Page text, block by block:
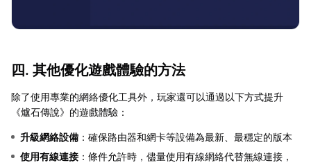
四. 其他優化遊戲體驗的方法
除了使用專業的網絡優化工具外，玩家還可以通過以下方式提升
《爐石傳說》的遊戲體驗：
升級網絡設備 ：確保路由器和網卡等設備為最新、最穩定的版本
使用有線連接 ：條件允許時，儘量使用有線網絡代替無線連接，